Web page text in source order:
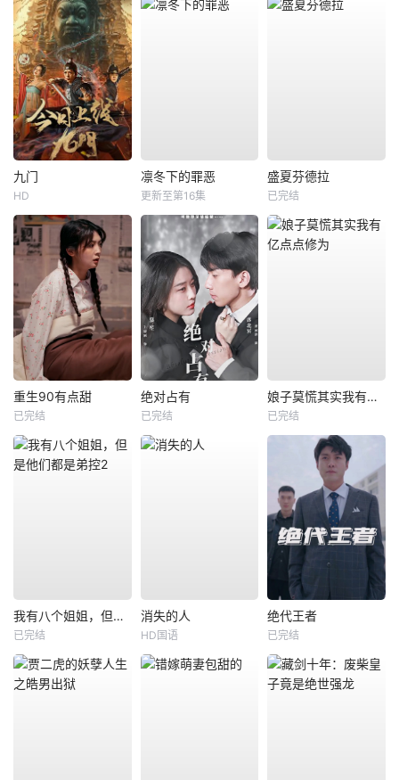
九门
HD
凛冬下的罪恶
更新至第16集
盛夏芬德拉
已完结
重生90有点甜
已完结
绝对占有
已完结
娘子莫慌其实我有亿点点修为
已完结
我有八个姐姐，但是他们都是弟控2
已完结
消失的人
HD国语
绝代王者
已完结